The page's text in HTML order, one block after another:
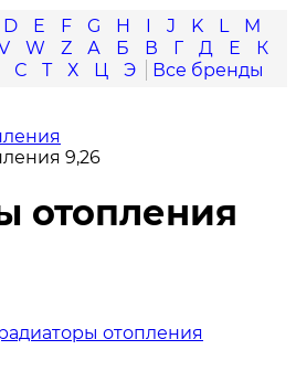
D E F G H I J K L
M
W Z А Б В Г Д Е
К
С Т Х Ц Э
9,26
отопления
отопления